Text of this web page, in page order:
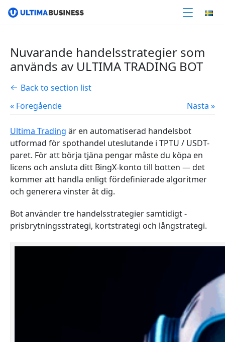
Nuvarande handelsstrategier som
används av ULTIMA TRADING BOT
Back to section list
« Föregående
Nästa »
Ultima Trading är en automatiserad handelsbot
utformad för spothandel uteslutande i TPTU / USDT-
paret. För att börja tjäna pengar måste du köpa en
licens och ansluta ditt BingX-konto till botten — det
kommer att handla enligt fördefinierade algoritmer
och generera vinster åt dig.
Bot använder tre handelsstrategier samtidigt -
prisbrytningsstrategi, kortstrategi och långstrategi.